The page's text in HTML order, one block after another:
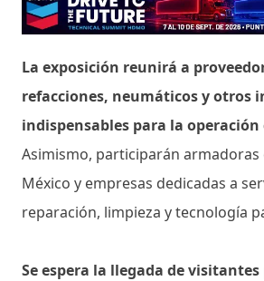
La exposición reunirá a
refacciones, neumáticos y otros
indispensables para la
Asimismo, participarán armadoras
México y empresas dedicadas a
reparación, limpieza y tecnología
Se espera la llegada de